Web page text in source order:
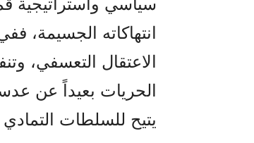
انتهاكاته الجسيمة،
الاعتقال التعسفي،
الحريات بعيداً عن
يتيح للسلطات